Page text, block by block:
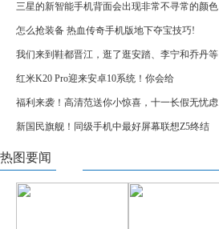
三星的新智能手机背面会出现非常不寻常的颜色
怎么抢装备 热血传奇手机版地下夺宝技巧!
我们来到鞋都晋江，逛了逛安踏、李宁和乔丹等
红米K20 Pro迎来安卓10系统！你会给
福利来袭！高清范送你小惊喜，十一长假无忧虑
新国民旗舰！同级手机中最好屏幕联想Z5终结
热图要闻